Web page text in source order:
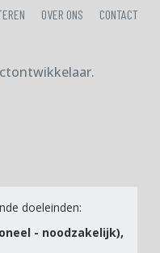
OVER ONS CONTACT
doeleinden:
- noodzakelijk),